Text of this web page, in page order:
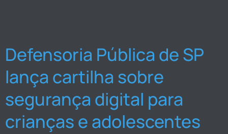
Defensoria Pública de SP
lança cartilha sobre
segurança digital para
crianças e adolescentes